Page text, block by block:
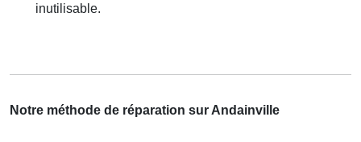
inutilisable.
Notre méthode de réparation sur Andainville